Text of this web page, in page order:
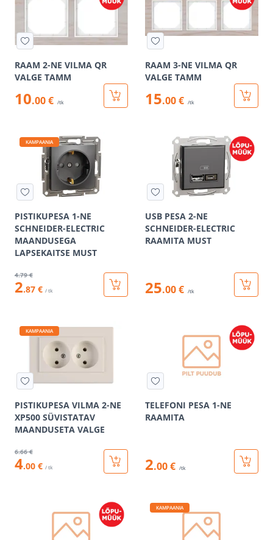
RAAM 2-NE VILMA QR
VALGE TAMM
10.00 € /tk
RAAM 3-NE VILMA QR
VALGE TAMM
15.00 € /tk
KAMPAANIA
PISTIKUPESA 1-NE
SCHNEIDER-ELECTRIC
MAANDUSEGA
LAPSEKAITSE MUST
4.79 €
2.87 € / tk
USB PESA 2-NE
SCHNEIDER-ELECTRIC
RAAMITA MUST
25.00 € /tk
KAMPAANIA
PISTIKUPESA VILMA 2-NE
XP500 SÜVISTATAV
MAANDUSETA VALGE
6.66 €
4.00 € / tk
TELEFONI PESA 1-NE
RAAMITA
2.00 € /tk
KAMPAANIA